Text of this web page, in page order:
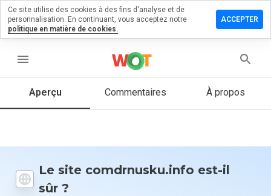
menu
Aperçu Commentaires À propos
Le site comdrnusku.info est-il
sûr ?
un
1 et 5
vous à ce
site ?
Ce site utilise des cookies à des fins d'analyse et de
personnalisation. En continuant, vous acceptez notre
politique en matière de cookies.
ACCEPTER